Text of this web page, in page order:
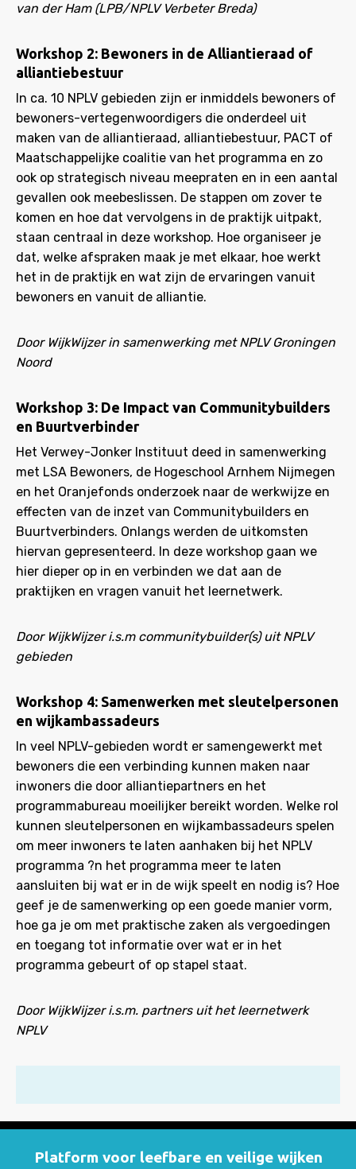
van der Ham (LPB/NPLV Verbeter Breda)
Workshop 2: Bewoners in de Alliantieraad of
alliantiebestuur
In ca. 10 NPLV gebieden zijn er inmiddels bewoners of
bewoners-vertegenwoordigers die onderdeel uit
maken van de alliantieraad, alliantiebestuur, PACT of
Maatschappelijke coalitie van het programma en zo
ook op strategisch niveau meepraten en in een aantal
gevallen ook meebeslissen. De stappen om zover te
komen en hoe dat vervolgens in de praktijk uitpakt,
staan centraal in deze workshop. Hoe organiseer je
dat, welke afspraken maak je met elkaar, hoe werkt
het in de praktijk en wat zijn de ervaringen vanuit
bewoners en vanuit de alliantie.
Door WijkWijzer in samenwerking met NPLV Groningen
Noord
Workshop 3: De Impact van Communitybuilders
en Buurtverbinder
Het Verwey-Jonker Instituut deed in samenwerking
met LSA Bewoners, de Hogeschool Arnhem Nijmegen
en het Oranjefonds onderzoek naar de werkwijze en
effecten van de inzet van Communitybuilders en
Buurtverbinders. Onlangs werden de uitkomsten
hiervan gepresenteerd. In deze workshop gaan we
hier dieper op in en verbinden we dat aan de
praktijken en vragen vanuit het leernetwerk.
Door WijkWijzer i.s.m communitybuilder(s) uit NPLV
gebieden
Workshop 4: Samenwerken met sleutelpersonen
en wijkambassadeurs
In veel NPLV-gebieden wordt er samengewerkt met
bewoners die een verbinding kunnen maken naar
inwoners die door alliantiepartners en het
programmabureau moeilijker bereikt worden. Welke rol
kunnen sleutelpersonen en wijkambassadeurs spelen
om meer inwoners te laten aanhaken bij het NPLV
programma ?n het programma meer te laten
aansluiten bij wat er in de wijk speelt en nodig is? Hoe
geef je de samenwerking op een goede manier vorm,
hoe ga je om met praktische zaken als vergoedingen
en toegang tot informatie over wat er in het
programma gebeurt of op stapel staat.
Door WijkWijzer i.s.m. partners uit het leernetwerk
NPLV
Platform voor leefbare en veilige wijken